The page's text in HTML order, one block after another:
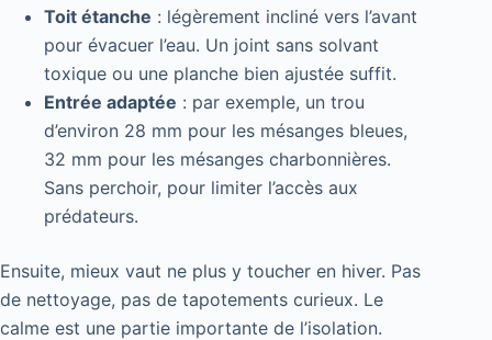
Toit étanche : légèrement incliné vers l’avant
pour évacuer l’eau. Un joint sans solvant
toxique ou une planche bien ajustée suffit.
Entrée adaptée : par exemple, un trou
d’environ 28 mm pour les mésanges bleues,
32 mm pour les mésanges charbonnières.
Sans perchoir, pour limiter l’accès aux
prédateurs.
Ensuite, mieux vaut ne plus y toucher en hiver. Pas
de nettoyage, pas de tapotements curieux. Le
calme est une partie importante de l’isolation.